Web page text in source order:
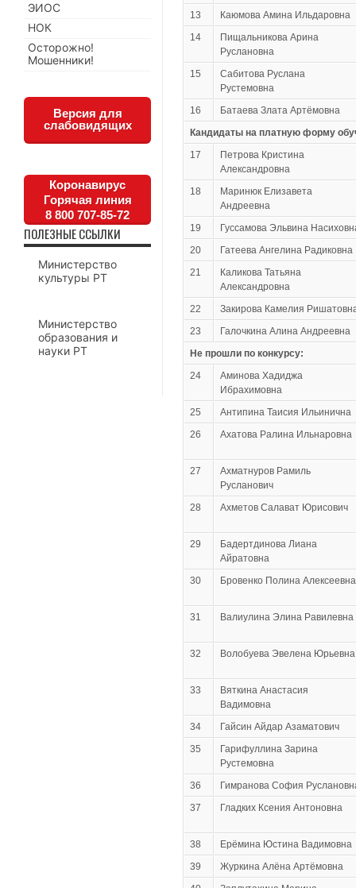
13
Каюмова Амина Ильдаровна
14
Пищальникова Арина
Руслановна
15
Сабитова Руслана
Рустемовна
16
Батаева Злата Артёмовна
Кандидаты на платную форму
17
Петрова Кристина
Александровна
18
Маринюк Елизавета
Андреевна
19
Гуссамова Эльвина
20
Гатеева Ангелина Радиковна
21
Каликова Татьяна
Александровна
22
Закирова Камелия
23
Галочкина Алина Андреевна
Не прошли по конкурсу:
24
Аминова Хадиджа
Ибрахимовна
25
Антипина Таисия Ильинична
26
Ахатова Ралина Ильнаровна
27
Ахматнуров Рамиль
Русланович
28
Ахметов Салават Юрисович
29
Бадертдинова Лиана
Айратовна
30
Бровенко Полина Алексеевна
31 Валиулина Элина Равилевна
32 Волобуева Эвелена Юрьевна
33
Вяткина Анастасия
Вадимовна
34
Гайсин Айдар Азаматович
35
Гарифуллина Зарина
Рустемовна
36
Гимранова София
37
Гладких Ксения Антоновна
38
Ерёмина Юстина Вадимовна
39
Журкина Алёна Артёмовна
ЭИОС
НОК
Осторожно!
Мошенники!
Версия для
слабовидящих
Коронавирус
Горячая линия
8 800 707-85-72
ПОЛЕЗНЫЕ ССЫЛКИ
Министерство
культуры РТ
Министерство
образования и
науки РТ